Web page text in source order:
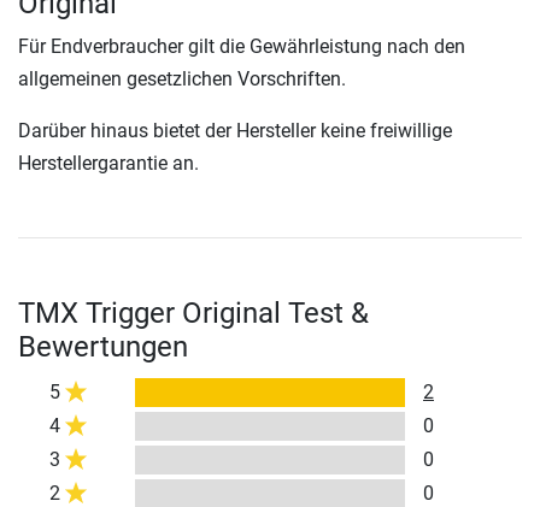
Für Endverbraucher gilt die Gewährleistung nach den
allgemeinen gesetzlichen Vorschriften.
Darüber hinaus bietet der Hersteller keine freiwillige
Herstellergarantie an.
TMX Trigger Original Test &
Bewertungen
5
2
4
0
3
0
2
0